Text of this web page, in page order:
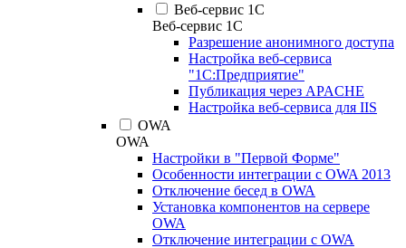
Веб-сервис 1С
Веб-сервис 1С
Разрешение анонимного доступа
Настройка веб-сервиса
"1С:Предприятие"
Публикация через APACHE
Настройка веб-сервиса для IIS
OWA
OWA
Настройки в "Первой Форме"
Особенности интеграции с OWA 2013
Отключение бесед в OWA
Установка компонентов на сервере
OWA
Отключение интеграции с OWA